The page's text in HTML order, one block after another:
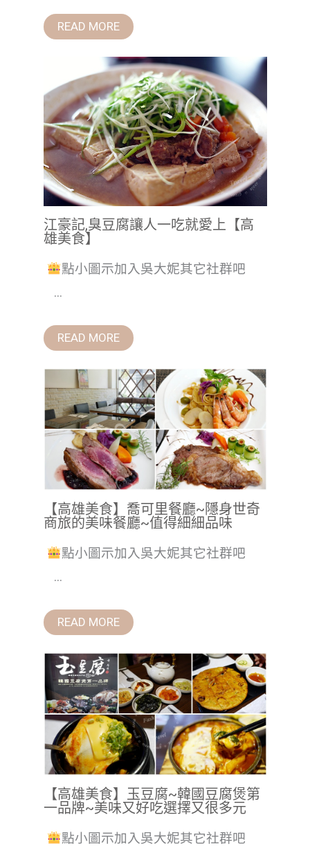
READ MORE
江豪記,臭豆腐讓人一吃就愛上【高
雄美食】
點小圖示加入吳大妮其它社群吧
...
READ MORE
【高雄美食】喬可里餐廳~隱身世奇
商旅的美味餐廳~值得細細品味
點小圖示加入吳大妮其它社群吧
...
READ MORE
【高雄美食】玉豆腐~韓國豆腐煲第
一品牌~美味又好吃選擇又很多元
點小圖示加入吳大妮其它社群吧